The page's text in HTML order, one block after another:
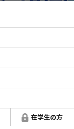
在学生の方